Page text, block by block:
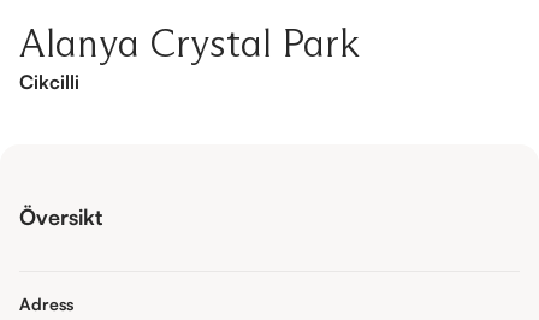
Alanya Crystal Park
Cikcilli
Översikt
Adress